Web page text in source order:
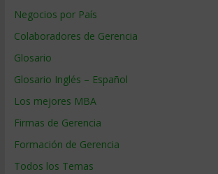
Negocios por País
Colaboradores de Gerencia
Glosario
Glosario Inglés – Español
Los mejores MBA
Firmas de Gerencia
Formación de Gerencia
Todos los Temas